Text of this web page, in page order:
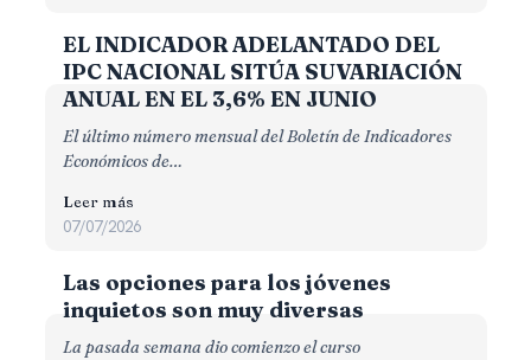
EL INDICADOR ADELANTADO DEL
IPC NACIONAL SITÚA SUVARIACIÓN
ANUAL EN EL 3,6% EN JUNIO
El último número mensual del Boletín de Indicadores
Económicos de…
Leer más
07/07/2026
Las opciones para los jóvenes
inquietos son muy diversas
La pasada semana dio comienzo el curso